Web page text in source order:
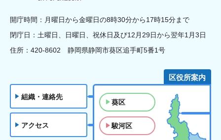
開庁時間：月曜日から金曜日の8時30分から17時15分まで
閉庁日：土曜日、日曜日、祝休日及び12月29日から翌年1月3日
住所：420-8602 静岡県静岡市葵区追手町5番1号
組織・連絡先
アクセス
区役所案内
葵区
駿河区